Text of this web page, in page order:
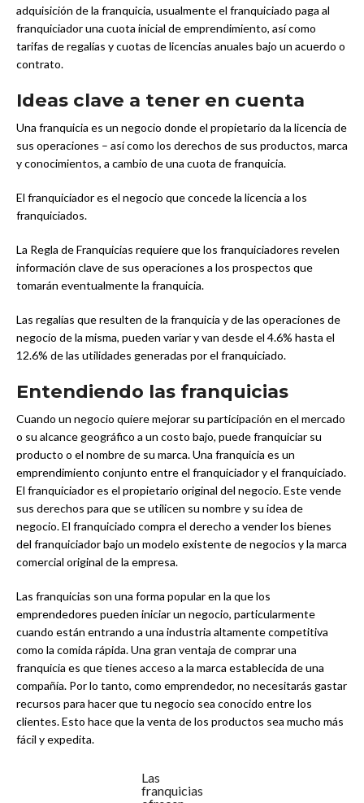
adquisición de la franquicia, usualmente el franquiciado paga al
franquiciador una cuota inicial de emprendimiento, así como
tarifas de regalías y cuotas de licencias anuales bajo un acuerdo o
contrato.
Ideas clave a tener en cuenta
Una franquicia es un negocio donde el propietario da la licencia de
sus operaciones – así como los derechos de sus productos, marca
y conocimientos, a cambio de una cuota de franquicia.
El franquiciador es el negocio que concede la licencia a los
franquiciados.
La Regla de Franquicias requiere que los franquiciadores revelen
información clave de sus operaciones a los prospectos que
tomarán eventualmente la franquicia.
Las regalías que resulten de la franquicia y de las operaciones de
negocio de la misma, pueden variar y van desde el 4.6% hasta el
12.6% de las utilidades generadas por el franquiciado.
Entendiendo las franquicias
Cuando un negocio quiere mejorar su participación en el mercado
o su alcance geográfico a un costo bajo, puede franquiciar su
producto o el nombre de su marca. Una franquicia es un
emprendimiento conjunto entre el franquiciador y el franquiciado.
El franquiciador es el propietario original del negocio. Este vende
sus derechos para que se utilicen su nombre y su idea de
negocio. El franquiciado compra el derecho a vender los bienes
del franquiciador bajo un modelo existente de negocios y la marca
comercial original de la empresa.
Las franquicias son una forma popular en la que los
emprendedores pueden iniciar un negocio, particularmente
cuando están entrando a una industria altamente competitiva
como la comida rápida. Una gran ventaja de comprar una
franquicia es que tienes acceso a la marca establecida de una
compañía. Por lo tanto, como emprendedor, no necesitarás gastar
recursos para hacer que tu negocio sea conocido entre los
clientes. Esto hace que la venta de los productos sea mucho más
fácil y expedita.
Las
franquicias